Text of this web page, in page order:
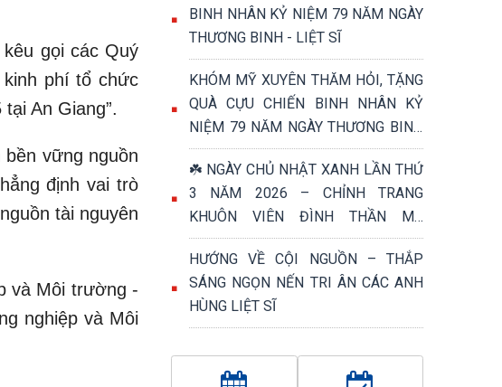
gọi các Quý
phí tổ chức
An Giang”.
vững nguồn
định vai trò
tài nguyên
và Môi trường -
nghiệp và Môi
BINH NHÂN KỶ NIỆM 79 NĂM NGÀY
THƯƠNG BINH - LIỆT SĨ
KHÓM MỸ XUYÊN THĂM HỎI, TẶNG
QUÀ CỰU CHIẾN BINH NHÂN KỶ
NIỆM 79 NĂM NGÀY THƯƠNG BINH
- LIỆT SĨ (27/7/1947 – 27/7/2026)
☘️ NGÀY CHỦ NHẬT XANH LẦN THỨ
3 NĂM 2026 – CHỈNH TRANG
KHUÔN VIÊN ĐÌNH THẦN MỸ
PHƯỚC, TRI ÂN NGÀY THƯƠNG
BINH - LIỆT SĨ 27/7 ☘️
HƯỚNG VỀ CỘI NGUỒN – THẮP
SÁNG NGỌN NẾN TRI ÂN CÁC ANH
HÙNG LIỆT SĨ